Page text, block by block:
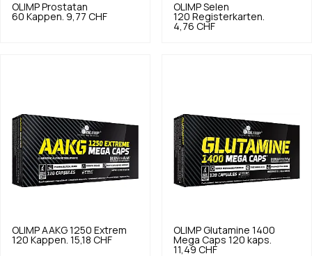
OLIMP Prostatan
60 Kappen. 9,77 CHF
OLIMP Selen
120 Registerkarten.
4,76 CHF
OLIMP AAKG 1250 Extrem
120 Kappen. 15,18 CHF
OLIMP Glutamine 1400
Mega Caps 120 kaps.
11,49 CHF